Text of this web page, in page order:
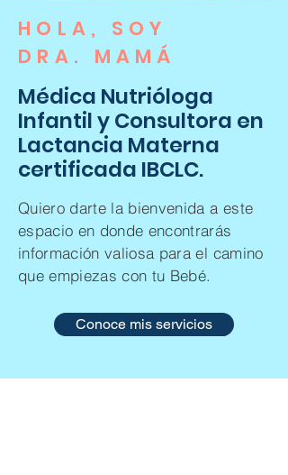
HOLA, SOY
DRA. MAMÁ
Médica Nutrióloga
Infantil y Consultora en
Lactancia Materna
certificada IBCLC.
Quiero darte la bienvenida a este
espacio en donde encontrarás
información valiosa para el camino
que empiezas con tu Bebé.
Conoce mis servicios